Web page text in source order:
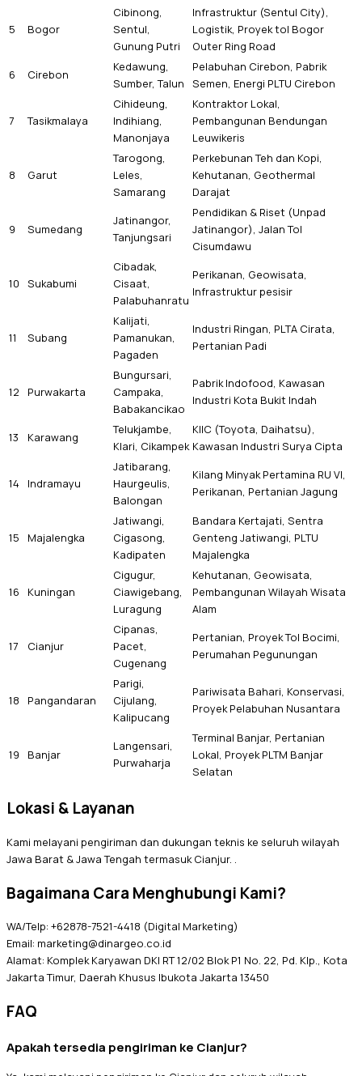
5 Bogor
Cibinong,
Sentul,
Gunung Putri
Infrastruktur (Sentul City),
Logistik, Proyek tol Bogor
Outer Ring Road
6
Cirebon
Kedawung,
Sumber, Talun
Pelabuhan Cirebon, Pabrik
Semen, Energi PLTU Cirebon
7 Tasikmalaya
Cihideung,
Indihiang,
Manonjaya
Kontraktor Lokal,
Pembangunan Bendungan
Leuwikeris
8 Garut
Tarogong,
Leles,
Samarang
Perkebunan Teh dan Kopi,
Kehutanan, Geothermal
Darajat
9 Sumedang
Jatinangor,
Tanjungsari
Pendidikan & Riset (Unpad
Jatinangor), Jalan Tol
Cisumdawu
10 Sukabumi
Cibadak,
Cisaat,
Palabuhanratu
Perikanan, Geowisata,
Infrastruktur pesisir
11 Subang
Kalijati,
Pamanukan,
Pagaden
Industri Ringan, PLTA Cirata,
Pertanian Padi
12 Purwakarta
Bungursari,
Campaka,
Babakancikao
Pabrik Indofood, Kawasan
Industri Kota Bukit Indah
13 Karawang
Telukjambe,
Klari, Cikampek
KIIC (Toyota, Daihatsu),
Kawasan Industri Surya Cipta
14 Indramayu
Jatibarang,
Haurgeulis,
Balongan
Kilang Minyak Pertamina RU VI,
Perikanan, Pertanian Jagung
15 Majalengka
Jatiwangi,
Cigasong,
Kadipaten
Bandara Kertajati, Sentra
Genteng Jatiwangi, PLTU
Majalengka
16 Kuningan
Cigugur,
Ciawigebang,
Luragung
Kehutanan, Geowisata,
Pembangunan Wilayah Wisata
Alam
17 Cianjur
Cipanas,
Pacet,
Cugenang
Pertanian, Proyek Tol Bocimi,
Perumahan Pegunungan
18 Pangandaran
Parigi,
Cijulang,
Kalipucang
Pariwisata Bahari, Konservasi,
Proyek Pelabuhan Nusantara
19 Banjar
Langensari,
Purwaharja
Terminal Banjar, Pertanian
Lokal, Proyek PLTM Banjar
Selatan
Lokasi & Layanan
Kami melayani pengiriman dan dukungan teknis ke seluruh wilayah
Jawa Barat & Jawa Tengah termasuk Cianjur. .
Bagaimana Cara Menghubungi Kami?
WA/Telp: +62878-7521-4418 (Digital Marketing)
Email: marketing@dinargeo.co.id
Alamat: Komplek Karyawan DKI RT 12/02 Blok P1 No. 22, Pd. Klp., Kota
Jakarta Timur, Daerah Khusus Ibukota Jakarta 13450
FAQ
Apakah tersedia pengiriman ke Cianjur?